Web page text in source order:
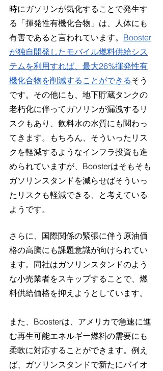
時にガソリンが気化することで発生す
る「揮発性有機化合物」は、人体にも
有害であると言われています。 Booster
が独自開発したモバイル燃料供給シス
テムを利用すれば、最大26%揮発性有
機化合物を削減することができるそう
です。その他にも、地下貯蔵タンクの
老朽化に伴ってガソリンが漏洩するリ
スクもあり、飲料水の水質にも関わっ
てきます。もちろん、そういったリス
クを軽減するようなインフラ投資も進
められていますが、Boosterはそもそも
ガソリンスタンドを減らせばそういっ
たリスクも軽減できる、と考えている
ようです。
さらに、国際関係の緊張に伴う原油価
格の高騰にも課題意識が向けられてい
ます。同社はガソリンスタンドのよう
な小売業者をスキップすることで、燃
料供給価格を抑えようとしています。
また、Boosterは、アメリカで急速に進
む再生可能エネルギー燃料の需要にも
柔軟に対応することができます。例え
ば、ガソリンスタンドで新たにバイオ